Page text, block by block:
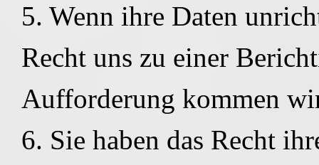
5. Wenn ihre Daten
Recht uns zu einer
Aufforderung kommen
6. Sie haben das Recht